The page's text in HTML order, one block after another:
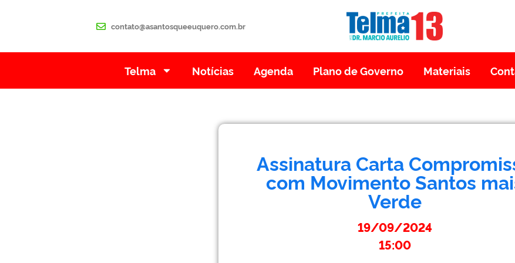
contato@asantosqueeuquero.com.br
Telma Notícias Agenda Plano de Governo Materiais
Assinatura Carta
com Movimento Santos
Verde
19/09/2024
15:00